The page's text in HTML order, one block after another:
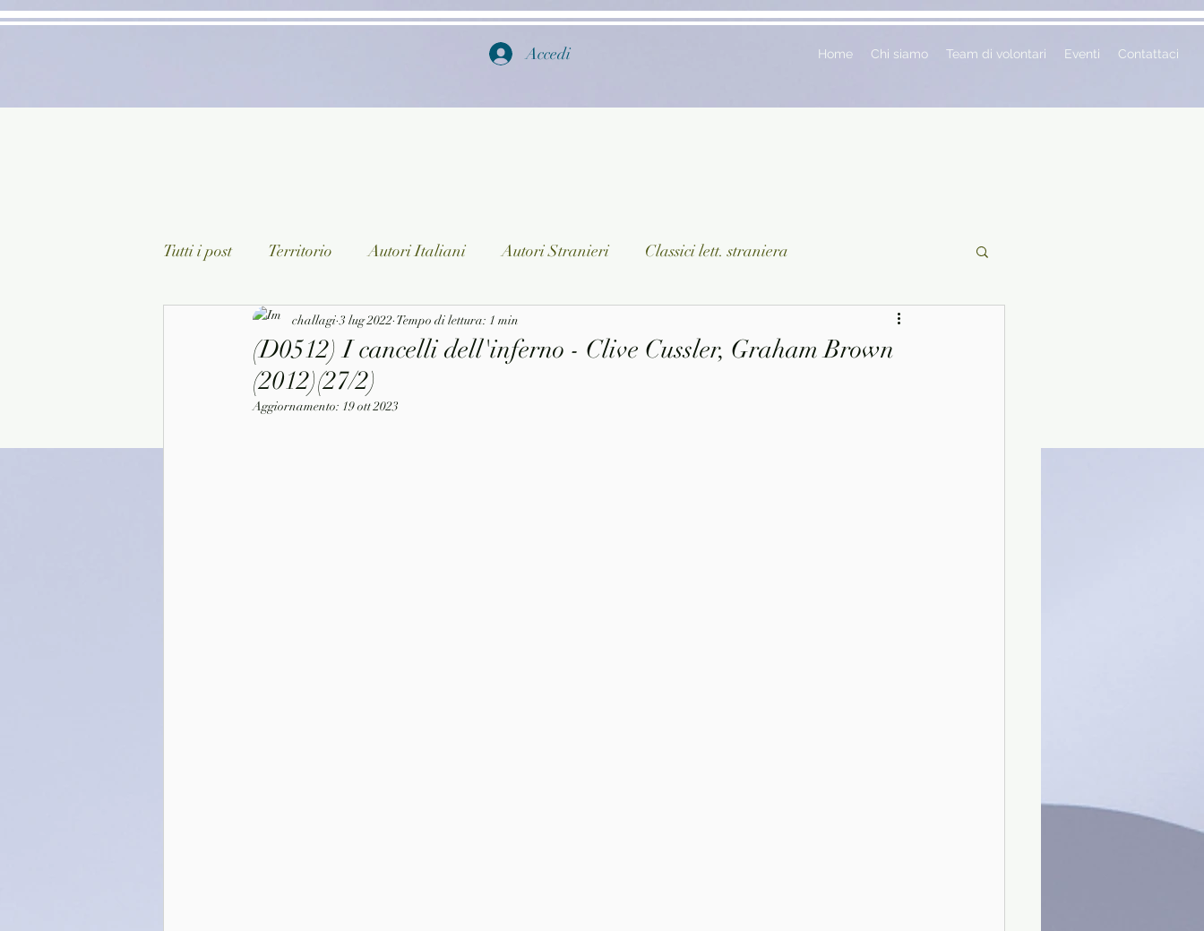
Accedi Home Chi siamo Team di volontari Eventi Contattaci
Tutti i post Territorio Autori Italiani Autori Stranieri Classici lett. straniera
Classici lett. italiana Saggistica Ragazzi
Arte/Pittura Teatro/Poesia/Musica
(D0512) I cancelli dell'inferno - Clive Cussler, Graham Brown
(2012)(27/2)
challagi 3 lug 2022 Tempo di lettura: 1 min
Aggiornamento: 19 ott 2023